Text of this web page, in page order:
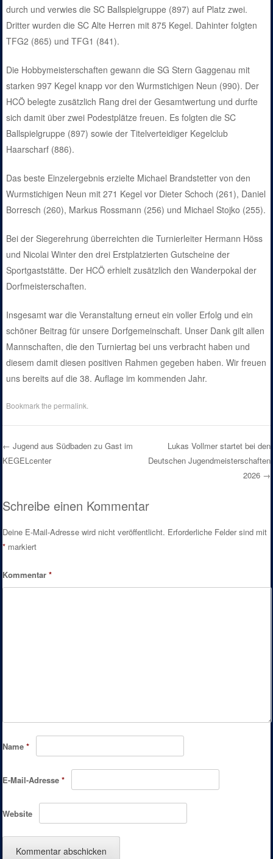
durch und verwies die SC Ballspielgruppe (897) auf Platz zwei.
Dritter wurden die SC Alte Herren mit 875 Kegel. Dahinter folgten
TFG2 (865) und TFG1 (841).
Die Hobbymeisterschaften gewann die SG Stern Gaggenau mit
starken 997 Kegel knapp vor den Wurmstichigen Neun (990). Der
HCÖ belegte zusätzlich Rang drei der Gesamtwertung und durfte
sich damit über zwei Podestplätze freuen. Es folgten die SC
Ballspielgruppe (897) sowie der Titelverteidiger Kegelclub
Haarscharf (886).
Das beste Einzelergebnis erzielte Michael Brandstetter von den
Wurmstichigen Neun mit 271 Kegel vor Dieter Schoch (261), Daniel
Borresch (260), Markus Rossmann (256) und Michael Stojko (255).
Bei der Siegerehrung überreichten die Turnierleiter Hermann Höss
und Nicolai Winter den drei Erstplatzierten Gutscheine der
Sportgaststätte. Der HCÖ erhielt zusätzlich den Wanderpokal der
Dorfmeisterschaften.
Insgesamt war die Veranstaltung erneut ein voller Erfolg und ein
schöner Beitrag für unsere Dorfgemeinschaft. Unser Dank gilt allen
Mannschaften, die den Turniertag bei uns verbracht haben und
diesem damit diesen positiven Rahmen gegeben haben. Wir freuen
uns bereits auf die 38. Auflage im kommenden Jahr.
Bookmark thepermalink
Post navigation
← Jugend aus Südbaden zu Gast im
KEGELcenter
Lukas Vollmer startet bei den
Deutschen Jugendmeisterschaften
2026 →
Schreibe einen Kommentar
Deine E-Mail-Adresse wird nicht veröffentlicht. Erforderliche Felder sind mit
* markiert
Kommentar*
Name*
E-Mail-Adresse*
Website